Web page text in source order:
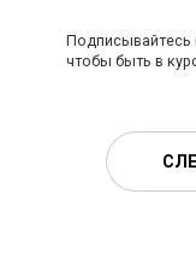
Подписывайтесь
чтобы быть в